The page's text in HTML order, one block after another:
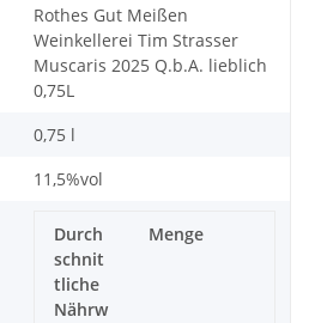
Rothes Gut Meißen
Weinkellerei Tim Strasser
Muscaris 2025 Q.b.A. lieblich
0,75L
0,75 l
11,5%vol
Durch
schnit
tliche
Nährw
Menge